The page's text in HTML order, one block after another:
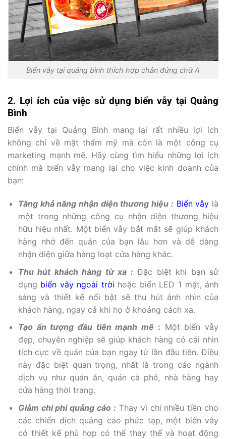
Biển vẫy tại quảng bình thích hợp chân đứng chữ A
2. Lợi ích của việc sử dụng biển vẫy tại Quảng
Bình
Biển vẫy tại Quảng Bình mang lại rất nhiều lợi ích
không chỉ về mặt thẩm mỹ mà còn là một công cụ
marketing mạnh mẽ. Hãy cùng tìm hiểu những lợi ích
chính mà biển vẫy mang lại cho việc kinh doanh của
bạn:
Tăng khả năng nhận diện thương hiệu : Biển vẫy là
một trong những công cụ nhận diện thương hiệu
hữu hiệu nhất. Một biển vẫy bắt mắt sẽ giúp khách
hàng nhớ đến quán của bạn lâu hơn và dễ dàng
nhận diện giữa hàng loạt cửa hàng khác.
Thu hút khách hàng từ xa : Đặc biệt khi bạn sử
dụng biển vẫy ngoài trời hoặc biển LED 1 mặt, ánh
sáng và thiết kế nổi bật sẽ thu hút ánh nhìn của
khách hàng, ngay cả khi họ ở khoảng cách xa.
Tạo ấn tượng đầu tiên mạnh mẽ : Một biển vẫy
đẹp, chuyên nghiệp sẽ giúp khách hàng có cái nhìn
tích cực về quán của bạn ngay từ lần đầu tiên. Điều
này đặc biệt quan trọng, nhất là trong các ngành
dịch vụ như quán ăn, quán cà phê, nhà hàng hay
cửa hàng thời trang.
Giảm chi phí quảng cáo : Thay vì chi nhiều tiền cho
các chiến dịch quảng cáo phức tạp, một biển vẫy
có thiết kế phù hợp có thể thay thế và hoạt động